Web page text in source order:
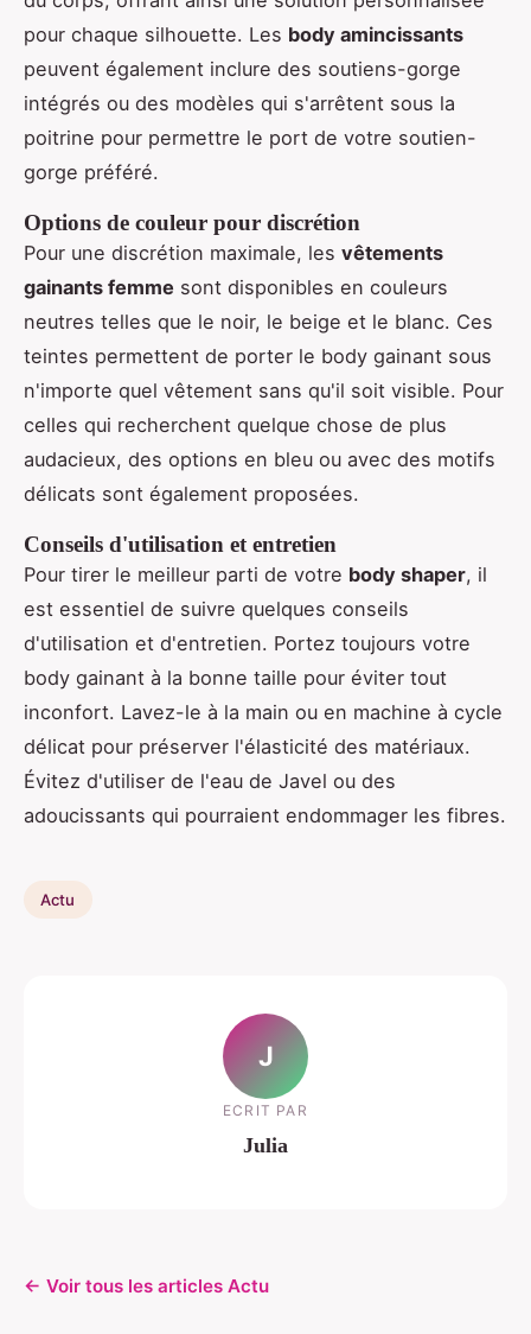
pour chaque silhouette. Les body amincissants
peuvent également inclure des soutiens-gorge
intégrés ou des modèles qui s'arrêtent sous la
poitrine pour permettre le port de votre soutien-
gorge préféré.
Options de couleur pour discrétion
Pour une discrétion maximale, les vêtements
gainants femme sont disponibles en couleurs
neutres telles que le noir, le beige et le blanc. Ces
teintes permettent de porter le body gainant sous
n'importe quel vêtement sans qu'il soit visible. Pour
celles qui recherchent quelque chose de plus
audacieux, des options en bleu ou avec des motifs
délicats sont également proposées.
Conseils d'utilisation et entretien
Pour tirer le meilleur parti de votre body shaper, il
est essentiel de suivre quelques conseils
d'utilisation et d'entretien. Portez toujours votre
body gainant à la bonne taille pour éviter tout
inconfort. Lavez-le à la main ou en machine à cycle
délicat pour préserver l'élasticité des matériaux.
Évitez d'utiliser de l'eau de Javel ou des
adoucissants qui pourraient endommager les fibres.
Actu
J
ECRIT PAR
Julia
← Voir tous les articles Actu